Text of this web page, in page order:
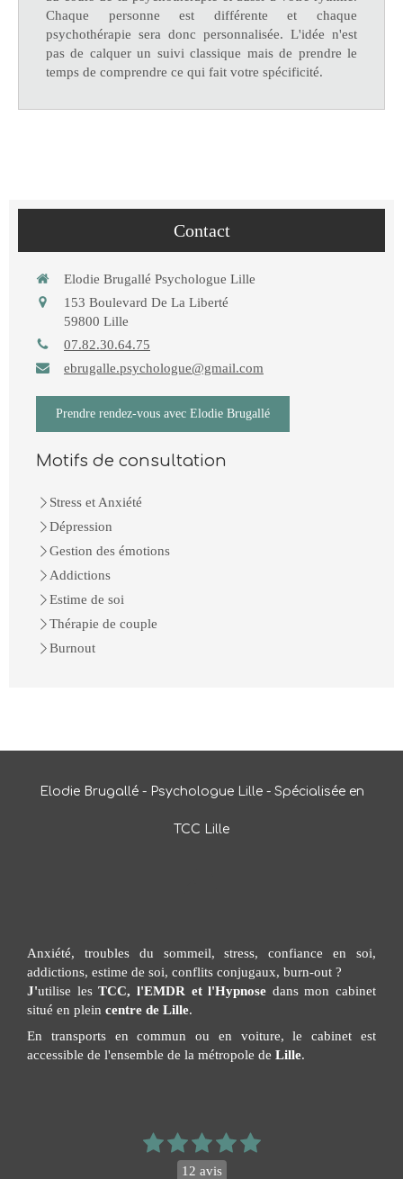
Chaque personne est différente et chaque
psychothérapie sera donc personnalisée. L'idée n'est
pas de calquer un suivi classique mais de prendre le
temps de comprendre ce qui fait votre spécificité.
Contact
Elodie Brugallé Psychologue Lille
153 Boulevard De La Liberté
59800 Lille
07.82.30.64.75
ebrugalle.psychologue@gmail.com
Prendre rendez-vous avec Elodie Brugallé
Motifs de consultation
Stress et Anxiété
Dépression
Gestion des émotions
Addictions
Estime de soi
Thérapie de couple
Burnout
Elodie Brugallé - Psychologue Lille - Spécialisée en
TCC Lille
Anxiété, troubles du sommeil, stress, confiance en soi,
addictions, estime de soi, conflits conjugaux, burn-out ?
J'utilise lesTCC, l'EMDR et l'Hypnose dans mon cabinet
situé en plein centre de Lille.
En transports en commun ou en voiture, le cabinet est
accessible de l'ensemble de la métropole de Lille.
12 avis